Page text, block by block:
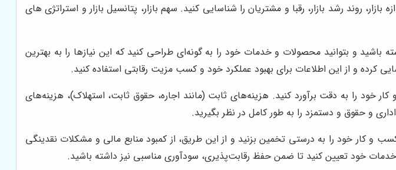
روند رشد بازار، رقبا و مشتریان را شناسایی کنید. سهم بازار، پتانسیل بازار و استراتژی های
و بتوانید محصولات و خدمات خود را به گونه‌ای طراحی کنید که این نیازها را به بهترین
کرده و از این اطلاعات برای بهبود عملکرد خود و کسب مزیت رقابتی استفاده کنید.
خود را به دقت برآورد کنید. هزینه‌های ثابت (مانند اجاره، حقوق ثابت، استهلاک)، هزینه‌های
و حقوق و دستمزد را به طور کامل در نظر بگیرید.
کسب و کار خود را به درستی تخمین بزنید و از این طریق، از کمبود منابع مالی و مشکلات نقدینگی
خود تعیین کنید تا ضمن حفظ رقابت‌پذیری، سودآوری مناسبی نیز داشته باشید.